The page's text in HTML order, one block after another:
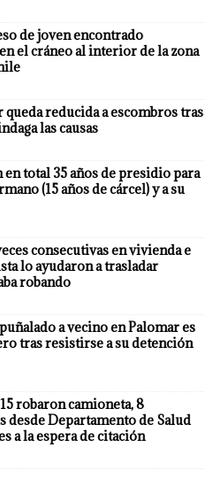
de joven encontrado
el cráneo al interior de la zona
reducida a escombros tras
las causas
en total 35 años de presidio para
(15 años de cárcel) y a su
consecutivas en vivienda e
lo ayudaron a trasladar
robando
a vecino en Palomar es
tras resistirse a su detención
robaron camioneta, 8
desde Departamento de Salud
a la espera de citación